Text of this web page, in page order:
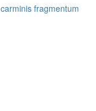
carminis fragmentum